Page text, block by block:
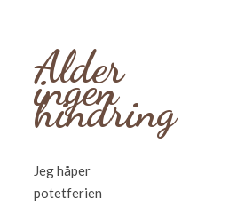
Alder
ingen
hindring
Jeg håper
potetferien